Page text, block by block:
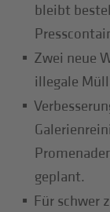
bleibt
Zwei neue
illegale
geplant.
Für schwer